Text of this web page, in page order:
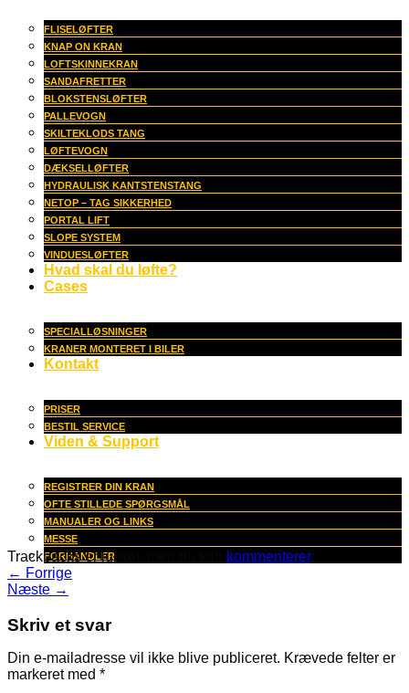
FLISELØFTER
KNAP ON KRAN
LOFTSKINNEKRAN
SANDAFRETTER
BLOKSTENSLØFTER
PALLEVOGN
SKILTEKLODS TANG
LØFTEVOGN
DÆKSELLØFTER
HYDRAULISK KANTSTENSTANG
NETOP – TAG SIKKERHED
PORTAL LIFT
SLOPE SYSTEM
VINDUESLØFTER
Hvad skal du løfte?
Cases
SPECIALLØSNINGER
KRANER MONTERET I BILER
Kontakt
PRISER
BESTIL SERVICE
Viden & Support
REGISTRER DIN KRAN
OFTE STILLEDE SPØRGSMÅL
MANUALER OG LINKS
MESSE
FORHANDLER
Trackbacks er lukket, men du kan kommenterer.
← Forrige
Næste →
Skriv et svar
Din e-mailadresse vil ikke blive publiceret. Krævede felter er
markeret med *